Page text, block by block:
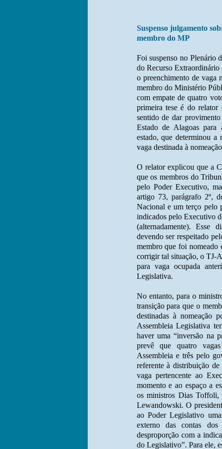
Suspenso julgamento
membro do MP
Foi suspenso no Plenário
do Recurso Extraordinário
o preenchimento de vaga
membro do Ministério
com empate de quatro
primeira tese é do
sentido de dar
Estado de Alagoas para
estado, que determinou
vaga destinada à
O relator explicou que a
que os membros do
pelo Poder Executivo,
artigo 73, parágrafo 2º,
Nacional e um terço pelo
indicados pelo Executivo
(alternadamente). Esse
devendo ser respeitado
membro que foi nomeado
corrigir tal situação, o TJ-
para vaga ocupada
Legislativa.
No entanto, para o
transição para que o
destinadas à nomeação
Assembleia Legislativa
haver uma “inversão na
prevê que quatro
Assembleia e três pelo
referente à distribuição
vaga pertencente ao
momento e ao espaço a
os ministros Dias Toffoli,
Lewandowski. O
ao Poder Legislativo
externo das contas
desproporção com a
do Legislativo”. Para ele,